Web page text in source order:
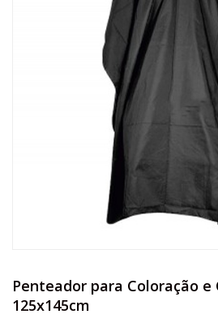
Penteador para Coloração e
125x145cm